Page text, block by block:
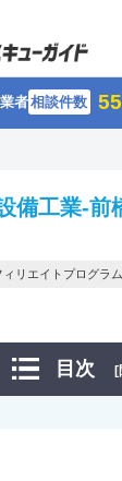
業者相談件数
備工業-前
リエイトプログラ
目次 [